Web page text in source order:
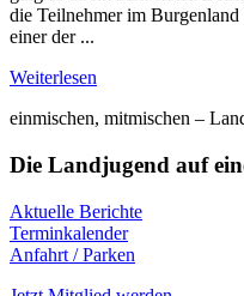
die Teilnehmer im
einer der ...
Weiterlesen
einmischen, mitmischen –
Die Landjugend auf
Aktuelle Berichte
Terminkalender
Anfahrt / Parken